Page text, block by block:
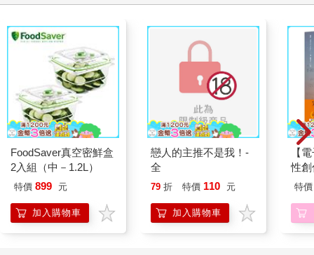
FoodSaver真空密鮮盒
2入組（中－1.2L）
特價 899 元
加入購物車
戀人的主推不是我！-
全
79 折 特價 110 元
加入購物車
【
性
我
特價